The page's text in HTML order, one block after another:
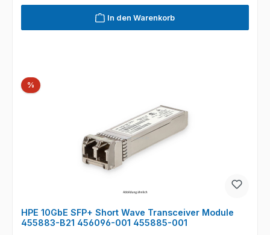
In den Warenkorb
%Rabatt
HPE 10GbE SFP+ Short Wave Transceiver Module
455883-B21 456096-001 455885-001